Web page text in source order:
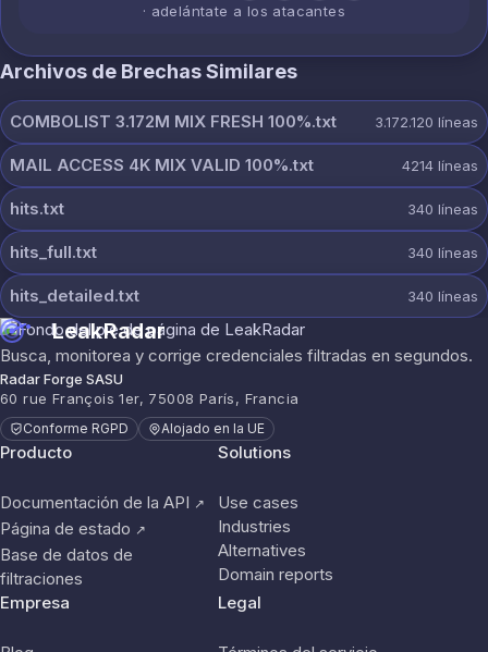
· adelántate a los atacantes
Archivos de Brechas Similares
COMBOLIST 3.172M MIX FRESH 100%.txt 3.172.120 líneas
MAIL ACCESS 4K MIX VALID 100%.txt 4214 líneas
hits.txt 340 líneas
hits_full.txt 340 líneas
hits_detailed.txt 340 líneas
LeakRadar
Busca, monitorea y corrige credenciales filtradas en segundos.
Radar Forge SASU
60 rue François 1er, 75008 París, Francia
Conforme RGPD Alojado en la UE
Producto
Documentación de la API ↗
Página de estado ↗
Base de datos de
filtraciones
Solutions
Use cases
Industries
Alternatives
Domain reports
Empresa
Legal